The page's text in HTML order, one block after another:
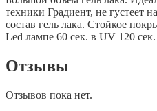
техники Градиент, не густеет
состав гель лака. Стойкое
Led лампе 60 сек. в UV 120 сек.
Отзывы
Отзывов пока нет.